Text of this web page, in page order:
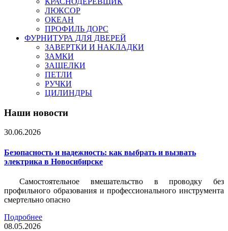
ЛЮКСОР
ОКЕАН
ПРОФИЛЬ ДОРС
ФУРНИТУРА ДЛЯ ДВЕРЕЙ
ЗАВЕРТКИ И НАКЛАДКИ
ЗАМКИ
ЗАЩЕЛКИ
ПЕТЛИ
РУЧКИ
ЦИЛИНДРЫ
Наши новости
30.06.2026
Безопасность и надежность: как выбрать и вызвать
электрика в Новосибирске
Самостоятельное вмешательство в проводку без
профильного образования и профессионального инструмента
смертельно опасно
Подробнее
08.05.2026